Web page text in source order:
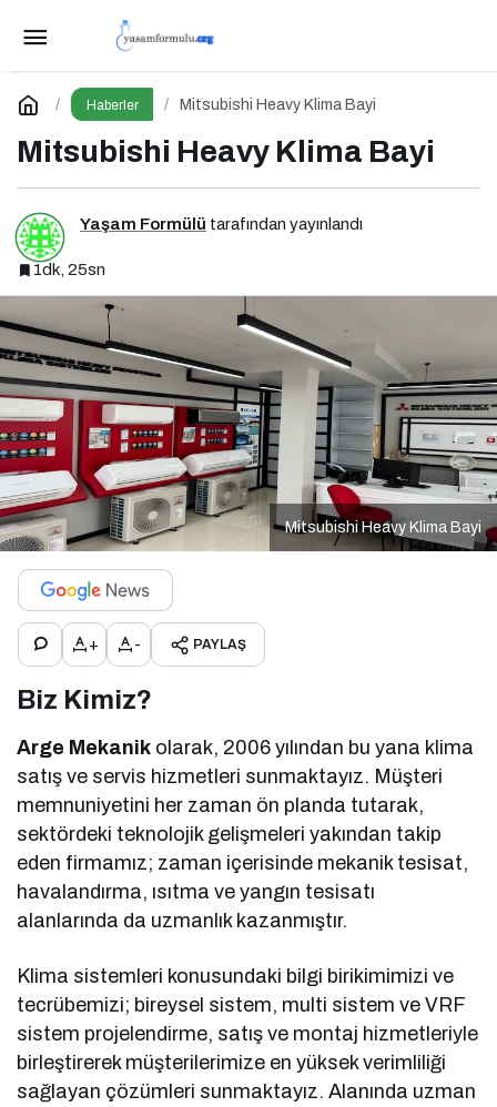
Haberler Mitsubishi Heavy Klima Bayi
Mitsubishi Heavy Klima Bayi
Yaşam Formülü tarafından yayınlandı
1dk, 25sn
Mitsubishi Heavy Klima Bayi
+ - PAYLAŞ
Biz Kimiz?
Arge Mekanik olarak, 2006 yılından bu yana klima
satış ve servis hizmetleri sunmaktayız. Müşteri
memnuniyetini her zaman ön planda tutarak,
sektördeki teknolojik gelişmeleri yakından takip
eden firmamız; zaman içerisinde mekanik tesisat,
havalandırma, ısıtma ve yangın tesisatı
alanlarında da uzmanlık kazanmıştır.
Klima sistemleri konusundaki bilgi birikimimizi ve
tecrübemizi; bireysel sistem, multi sistem ve VRF
sistem projelendirme, satış ve montaj hizmetleriyle
birleştirerek müşterilerimize en yüksek verimliliği
sağlayan çözümleri sunmaktayız. Alanında uzman
Deprem Gerçeği ve Türkiye’deki Aktif Fay
Hatları (Tüm Şehirler)
Yorum Yap